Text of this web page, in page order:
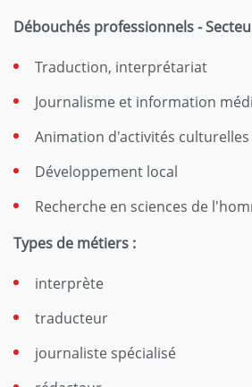
Débouchés professionnels -
Traduction, interprétariat
Journalisme et information
Animation d'activités
Développement local
Recherche en sciences de
Types de métiers :
interprète
traducteur
journaliste spécialisé